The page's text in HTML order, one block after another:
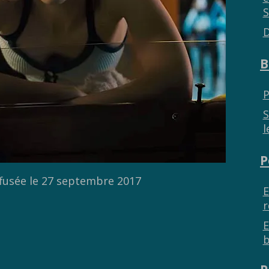
le 27 septembre 2017